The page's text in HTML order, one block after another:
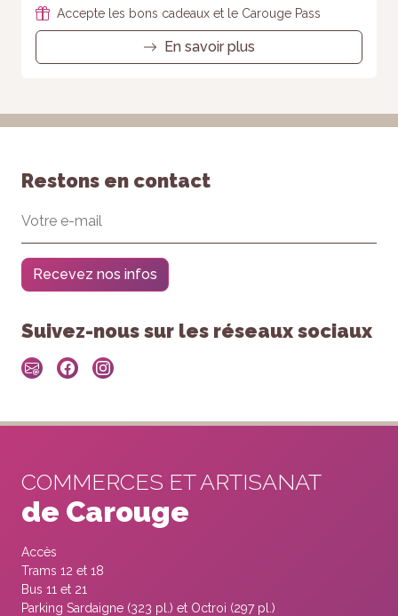
Accepte les bons cadeaux et le Carouge Pass
En savoir plus
Restons en contact
Recevez nos infos
Suivez-nous sur les réseaux sociaux
COMMERCES ET ARTISANAT
de Carouge
Accès
Trams 12 et 18
Bus 11 et 21
Parking Sardaigne (323 pl.) et Octroi (297 pl.)